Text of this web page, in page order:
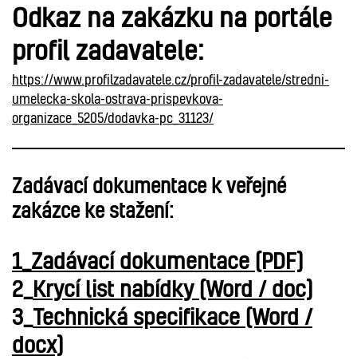
Odkaz na zakázku na portále
profil zadavatele:
https://www.profilzadavatele.cz/profil-zadavatele/stredni-
umelecka-skola-ostrava-prispevkova-
organizace_5205/dodavka-pc_31123/
Zadávací dokumentace k veřejné
zakázce ke stažení:
1_Zadávací dokumentace (PDF)
2_Krycí list nabídky (Word / doc)
3_Technická specifikace (Word /
docx)